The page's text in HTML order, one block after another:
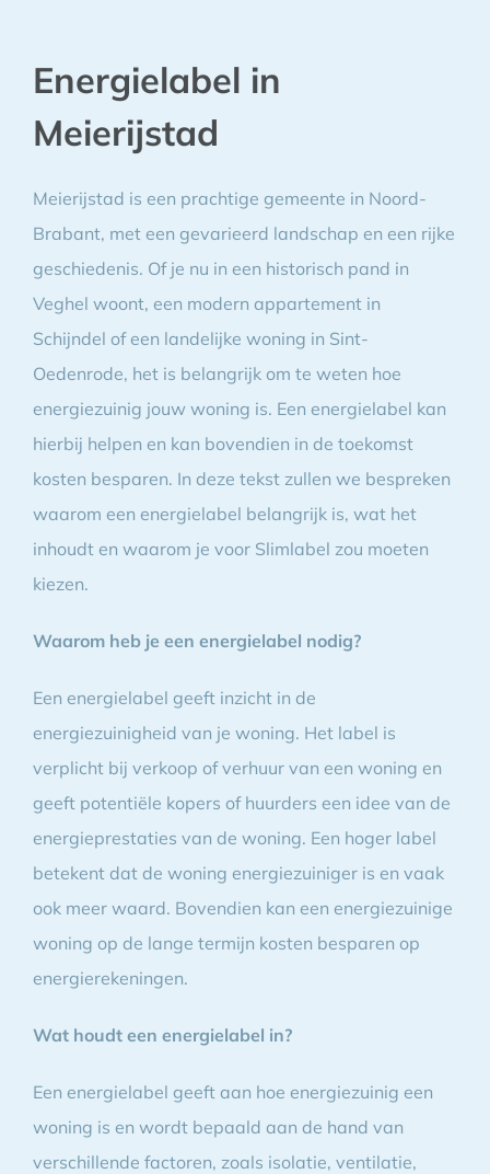
Energielabel in
Meierijstad
Meierijstad is een prachtige gemeente in Noord-
Brabant, met een gevarieerd landschap en een rijke
geschiedenis. Of je nu in een historisch pand in
Veghel woont, een modern appartement in
Schijndel of een landelijke woning in Sint-
Oedenrode, het is belangrijk om te weten hoe
energiezuinig jouw woning is. Een energielabel kan
hierbij helpen en kan bovendien in de toekomst
kosten besparen. In deze tekst zullen we bespreken
waarom een energielabel belangrijk is, wat het
inhoudt en waarom je voor Slimlabel zou moeten
kiezen.
Waarom heb je een energielabel nodig?
Een energielabel geeft inzicht in de
energiezuinigheid van je woning. Het label is
verplicht bij verkoop of verhuur van een woning en
geeft potentiële kopers of huurders een idee van de
energieprestaties van de woning. Een hoger label
betekent dat de woning energiezuiniger is en vaak
ook meer waard. Bovendien kan een energiezuinige
woning op de lange termijn kosten besparen op
energierekeningen.
Wat houdt een energielabel in?
Een energielabel geeft aan hoe energiezuinig een
woning is en wordt bepaald aan de hand van
verschillende factoren, zoals isolatie, ventilatie,